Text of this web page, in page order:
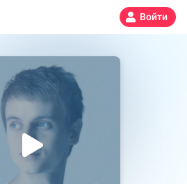
Войти